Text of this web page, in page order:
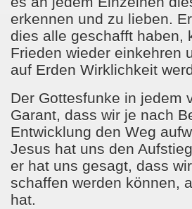
erkennen und zu lieben.
dies alle geschafft haben,
Frieden wieder einkehren
auf Erden Wirklichkeit
Der Gottesfunke in jedem
Garant, dass wir je nach
Entwicklung den Weg
Jesus hat uns den
er hat uns gesagt, dass
schaffen werden können,
hat.